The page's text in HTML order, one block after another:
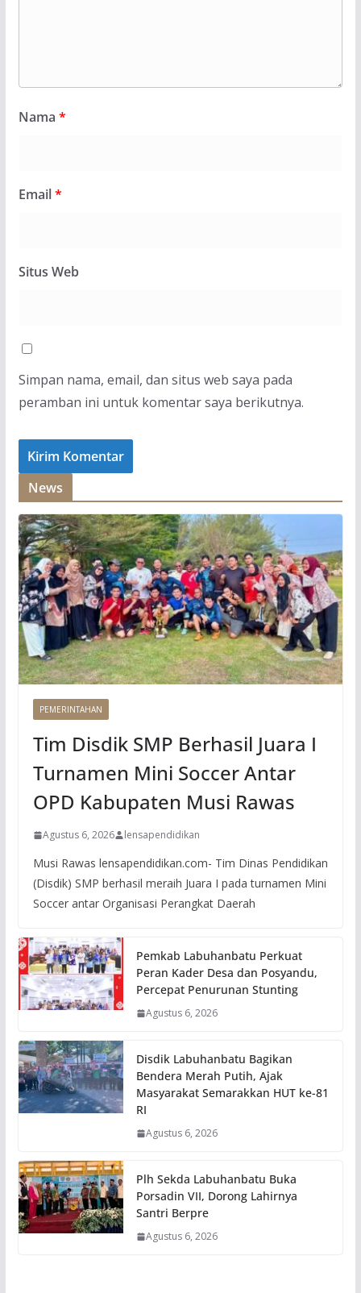
Nama *
Email*
Situs Web
Simpan nama, email, dan situs web saya pada
peramban ini untuk komentar saya berikutnya.
News
PEMERINTAHAN
Tim Disdik SMP Berhasil Juara I
Turnamen Mini Soccer Antar
OPD Kabupaten Musi Rawas
Agustus 6, 2026 lensapendidikan
Musi Rawas lensapendidikan.com- Tim Dinas Pendidikan
(Disdik) SMP berhasil meraih Juara I pada turnamen Mini
Soccer antar Organisasi Perangkat Daerah
Pemkab Labuhanbatu Perkuat
Peran Kader Desa dan Posyandu,
Percepat Penurunan Stunting
Agustus 6, 2026
Disdik Labuhanbatu Bagikan
Bendera Merah Putih, Ajak
Masyarakat Semarakkan HUT ke-81
RI
Agustus 6, 2026
Plh Sekda Labuhanbatu Buka
Porsadin VII, Dorong Lahirnya
Santri Berpre
Agustus 6, 2026